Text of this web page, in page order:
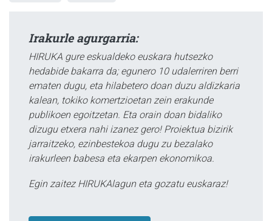
Irakurle agurgarria:
HIRUKA gure eskualdeko euskara hutsezko
hedabide bakarra da; egunero 10 udalerriren berri
ematen dugu, eta hilabetero doan duzu aldizkaria
kalean, tokiko komertzioetan zein erakunde
publikoen egoitzetan. Eta orain doan bidaliko
dizugu etxera nahi izanez gero! Proiektua bizirik
jarraitzeko, ezinbestekoa dugu zu bezalako
irakurleen babesa eta ekarpen ekonomikoa.
Egin zaitez HIRUKAlagun eta gozatu euskaraz!